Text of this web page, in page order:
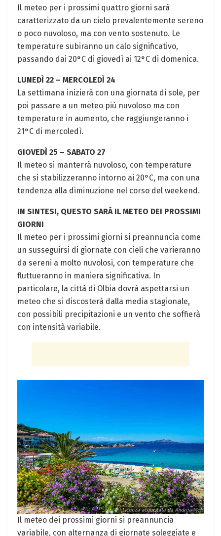
Il meteo per i prossimi quattro giorni sarà
caratterizzato da un cielo prevalentemente sereno
o poco nuvoloso, ma con vento sostenuto. Le
temperature subiranno un calo significativo,
passando dai 20°C di giovedì ai 12°C di domenica.
LUNEDÌ 22 – MERCOLEDÌ 24
La settimana inizierà con una giornata di sole, per
poi passare a un meteo più nuvoloso ma con
temperature in aumento, che raggiungeranno i
21°C di mercoledì.
GIOVEDÌ 25 – SABATO 27
Il meteo si manterrà nuvoloso, con temperature
che si stabilizzeranno intorno ai 20°C, ma con una
tendenza alla diminuzione nel corso del weekend.
IN SINTESI, QUESTO SARÀ IL METEO DEI PROSSIMI
GIORNI
Il meteo per i prossimi giorni si preannuncia come
un susseguirsi di giornate con cieli che varieranno
da sereni a molto nuvolosi, con temperature che
fluttueranno in maniera significativa. In
particolare, la città di Olbia dovrà aspettarsi un
meteo che si discosterà dalla media stagionale,
con possibili precipitazioni e un vento che soffierà
con intensità variabile.
Il meteo dei prossimi giorni si preannuncia
variabile, con alternanza di giornate soleggiate e